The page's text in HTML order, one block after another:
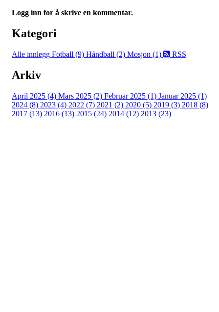
Logg inn for å skrive en kommentar.
Kategori
Alle innlegg Fotball (9) Håndball (2) Mosjon (1) RSS
Arkiv
April 2025 (4) Mars 2025 (2) Februar 2025 (1) Januar 2025 (1)
2024 (8) 2023 (4) 2022 (7) 2021 (2) 2020 (5) 2019 (3) 2018 (8)
2017 (13) 2016 (13) 2015 (24) 2014 (12) 2013 (23)